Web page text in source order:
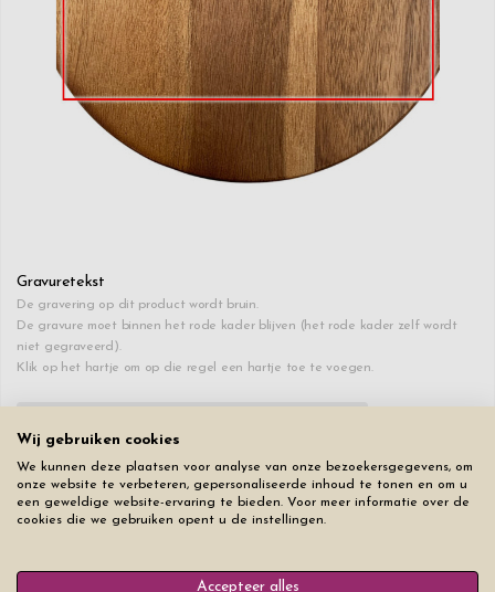
Gravuretekst
De gravering op dit product wordt bruin.
De gravure moet binnen het rode kader blijven (het rode kader zelf wordt
niet gegraveerd).
Klik op het hartje om op die regel een hartje toe te voegen.
0/30 ♥ +€ 2,50
Wij gebruiken cookies
We kunnen deze plaatsen voor analyse van onze bezoekersgegevens, om
onze website te verbeteren, gepersonaliseerde inhoud te tonen en om u
een geweldige website-ervaring te bieden. Voor meer informatie over de
cookies die we gebruiken opent u de instellingen.
Accepteer alles